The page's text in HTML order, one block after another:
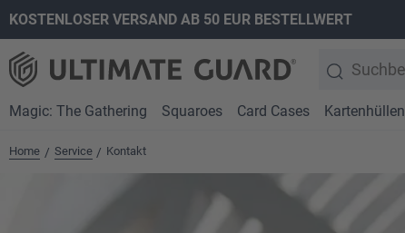
Zur Hauptnavigation springen
KOSTENLOSER VERSAND AB 50 EUR BESTELLWERT
Magic: The Gathering Squaroes Card Cases Kartenhüllen
Home / Service / Kontakt